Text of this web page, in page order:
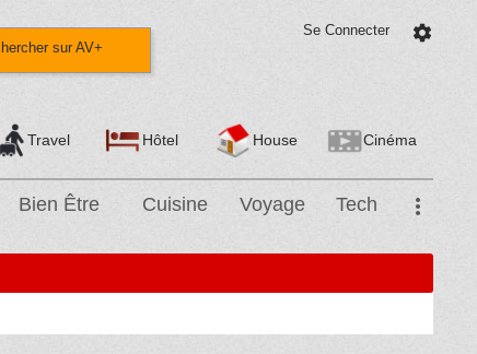
sur AV+
settings
Se Connecter
Travel Hôtel House Cinéma
Bien Être Cuisine Voyage Tech more_vert